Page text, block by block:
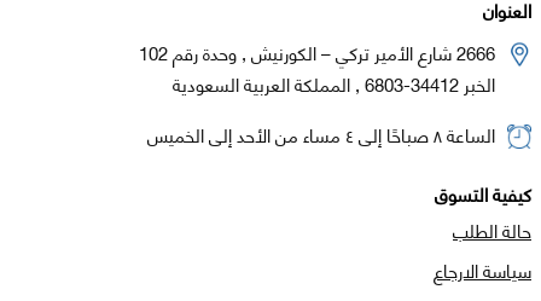
العنوان
2666 شارع الأمير تركي – الكورنيش , وحدة رقم 102
الخبر 34412-6803 , المملكة العربية السعودية
الساعة ٨ صباحًا إلى ٤ مساء من الأحد إلى الخميس
كيفية التسوق
حالة الطلب
سياسة الارجاع